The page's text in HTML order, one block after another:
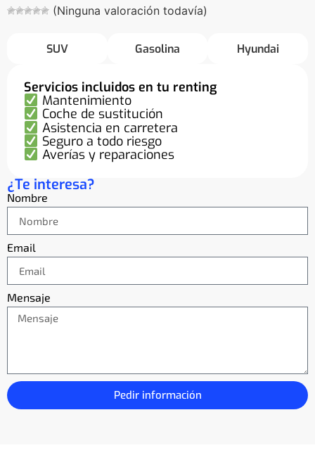
(Ninguna valoración todavía)
SUV Gasolina Hyundai
Servicios incluidos en tu renting
Mantenimiento
Coche de sustitución
Asistencia en carretera
Seguro a todo riesgo
Averías y reparaciones
¿Te interesa?
Nombre
Email
Mensaje
Pedir información